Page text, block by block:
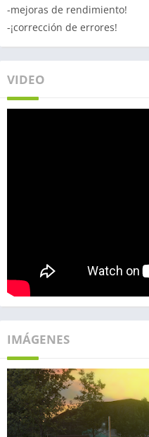
-mejoras de rendimiento!
-¡corrección de errores!
VIDEO
IMÁGENES